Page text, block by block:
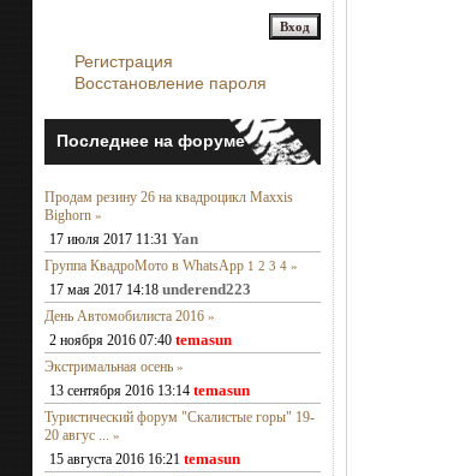
Регистрация
Восстановление пароля
Последнее на форуме
Продам резину 26 на квадроцикл Maxxis
Bighorn »
17 июля 2017 11:31 Yan
Группа КвадроМото в WhatsApp 1 2 3 4 »
17 мая 2017 14:18 underend223
День Автомобилиста 2016 »
2 ноября 2016 07:40 temasun
Экстримальная осень »
13 сентября 2016 13:14 temasun
Туристический форум "Скалистые горы" 19-
20 авгус ... »
15 августа 2016 16:21 temasun